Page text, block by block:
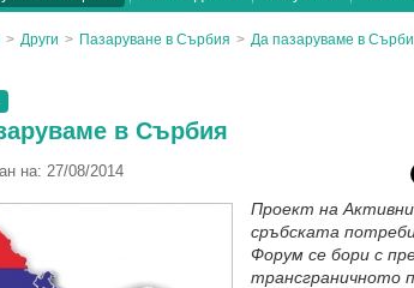
> Други > Пазаруване в Сърбия > Да пазаруваме в
в Сърбия
на: 27/08/2014
Проект на
сръбската
Форум се бори с
трансграничното